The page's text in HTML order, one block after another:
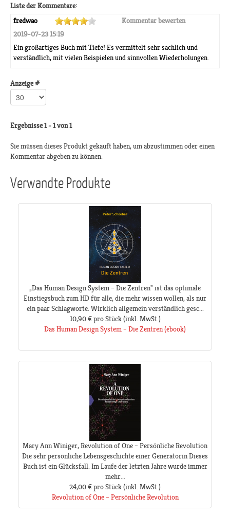
Liste der Kommentare:
fredwao
Kommentar bewerten
2019-07-23 15:19
Ein großartiges Buch mit Tiefe! Es vermittelt sehr sachlich und
verständlich, mit vielen Beispielen und sinnvollen Wiederholungen.
Anzeige #
Ergebnisse 1 - 1 von 1
Sie müssen dieses Produkt gekauft haben, um abzustimmen oder einen
Kommentar abgeben zu können.
Verwandte Produkte
„Das Human Design System – Die Zentren" ist das optimale
Einstiegsbuch zum HD für alle, die mehr wissen wollen, als nur
ein paar Schlagworte. Wirklich allgemein verständlich gesc...
10,90 € pro Stück(inkl. MwSt.)
Das Human Design System – Die Zentren (ebook)
Mary Ann Winiger, Revolution of One – Persönliche Revolution
Die sehr persönliche Lebensgeschichte einer Generatorin Dieses
Buch ist ein Glücksfall. Im Laufe der letzten Jahre wurde immer
mehr...
24,00 €pro Stück(inkl. MwSt.)
Revolution of One – Persönliche Revolution